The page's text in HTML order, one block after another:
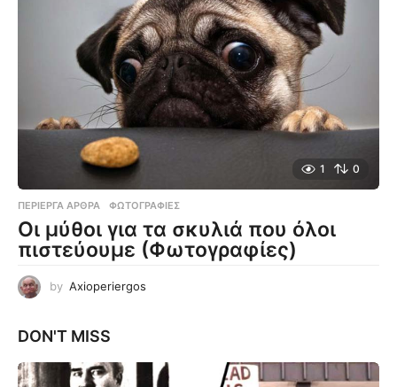
1 0
ΠΕΡΊΕΡΓΑ ΆΡΘΡΑ ,ΦΩΤΟΓΡΑΦΊΕΣ
Οι μύθοι για τα σκυλιά που όλοι
πιστεύουμε (Φωτογραφίες)
by Axioperiergos
DON'T MISS